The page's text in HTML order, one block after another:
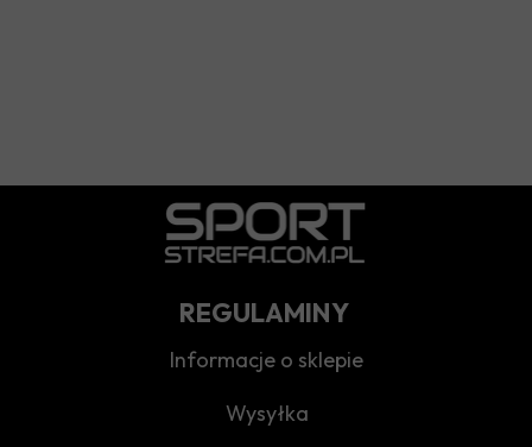
REGULAMINY
Wysyłka
Informacje o sklepie